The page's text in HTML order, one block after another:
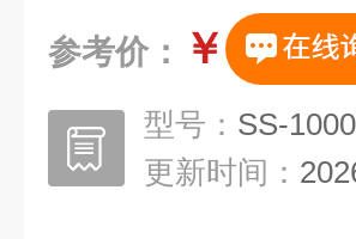
参考价： ￥
型号： SS-
更新时间：